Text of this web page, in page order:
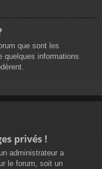
que sont les
quelques informations
privés !
administrateur a
le forum, soit un